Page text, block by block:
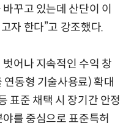
꾸고 있는데 산단이 이
자 한다”고 강조했다.
어나 지속적인 수익 창
동형 기술사용료) 확대
표준 채택 시 장기간 안정
를 중심으로 표준특허